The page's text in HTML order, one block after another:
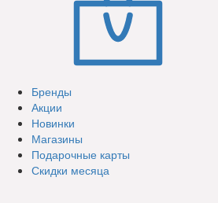
Бренды
Акции
Новинки
Магазины
Подарочные карты
Скидки месяца